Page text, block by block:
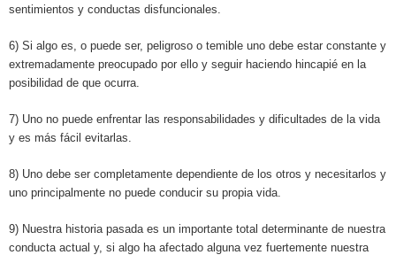
sentimientos y conductas disfuncionales.
6) Si algo es, o puede ser, peligroso o temible uno debe estar constante y
extremadamente preocupado por ello y seguir haciendo hincapié en la
posibilidad de que ocurra.
7) Uno no puede enfrentar las responsabilidades y dificultades de la vida
y es más fácil evitarlas.
8) Uno debe ser completamente dependiente de los otros y necesitarlos y
uno principalmente no puede conducir su propia vida.
9) Nuestra historia pasada es un importante total determinante de nuestra
conducta actual y, si algo ha afectado alguna vez fuertemente nuestra